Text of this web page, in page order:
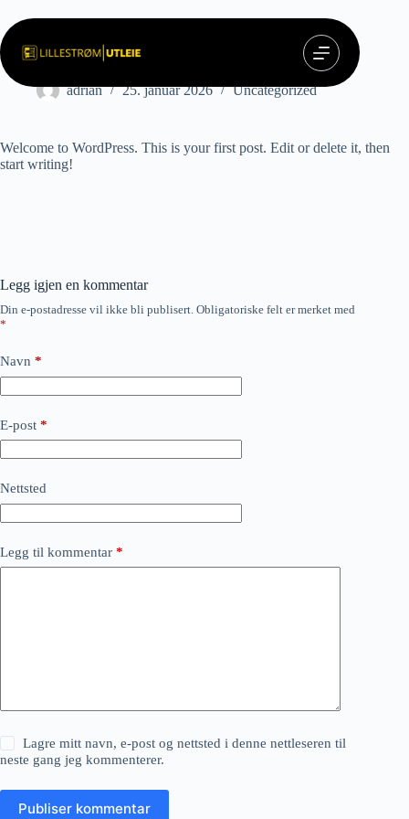
innholdet
Hello world!
adrian 25. januar 2026 Uncategorized
Welcome to WordPress. This is your first post. Edit or delete it, then
start writing!
Legg igjen en kommentar
Din e-postadresse vil ikke bli publisert. Obligatoriske felt er merket med
*
Navn *
E-post *
Nettsted
Legg til kommentar *
Lagre mitt navn, e-post og nettsted i denne nettleseren til
neste gang jeg kommenterer.
Publiser kommentar